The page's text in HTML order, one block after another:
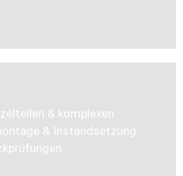
& komplexen
& Instandsetzung